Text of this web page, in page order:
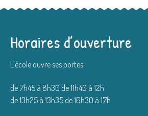
Horaires d’ouverture
L'école ouvre ses portes
de 7h45 à 8h30 de 11h40 à 12h
de 13h25 à 13h35 de 16h30 à 17h